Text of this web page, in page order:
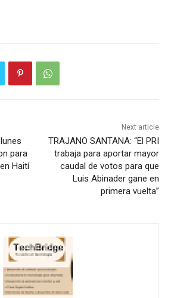
para
Haití
Next article
TRAJANO SANTANA: “El PRI
trabaja para aportar mayor
caudal de votos para que
Luis Abinader gane en
primera vuelta”